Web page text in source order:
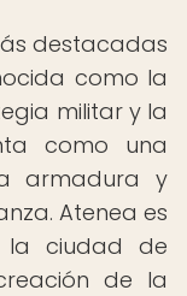
destacadas
como la
militar y la
como una
armadura y
Atenea es
la ciudad de
de la